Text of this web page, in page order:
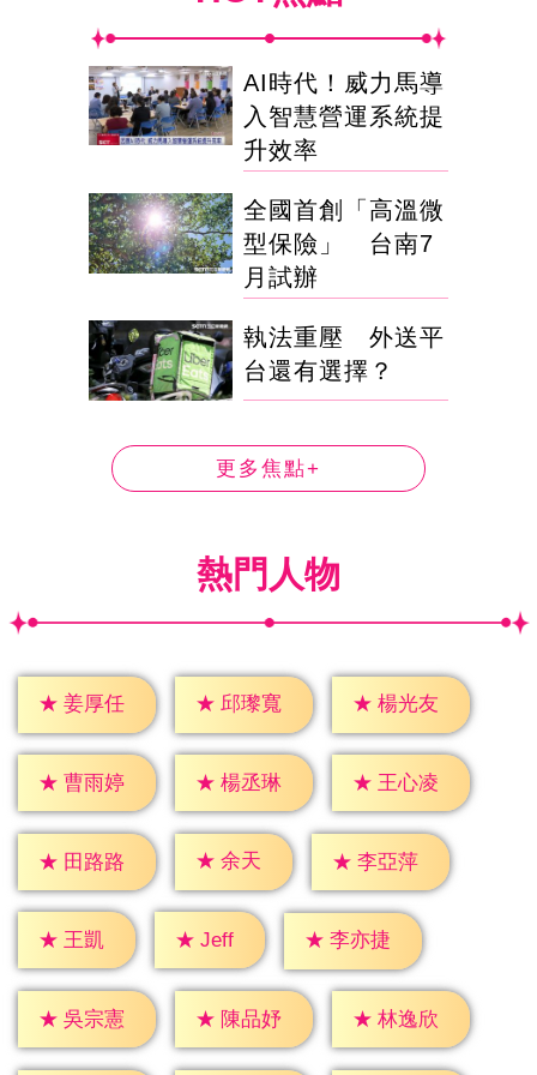
AI時代！威力馬導
入智慧營運系統提
升效率
全國首創「高溫微
型保險」 台南7
月試辦
執法重壓 外送平
台還有選擇？
更多焦點+
熱門人物
★ 姜厚任 ★ 邱瓈寬 ★ 楊光友
★ 曹雨婷 ★ 楊丞琳 ★ 王心凌
★ 田路路 ★ 余天 ★ 李亞萍
★ 王凱 ★ Jeff ★ 李亦捷
★ 吳宗憲 ★ 陳品妤 ★ 林逸欣